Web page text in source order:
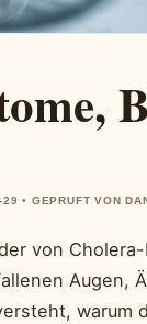
• GEPRUFT VON
von
Augen,
warum